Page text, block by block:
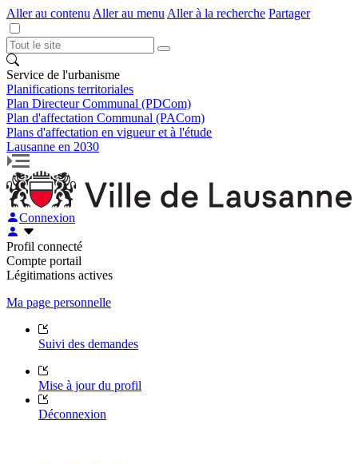
Aller au contenu Aller au menu Aller à la recherche Partager
Service de l'urbanisme
Planifications territoriales
Plan Directeur Communal (PDCom)
Plan d'affectation Communal (PACom)
Plans d'affectation en vigueur et à l'étude
Lausanne en 2030
Connexion
Profil connecté
Compte portail
Légitimations actives
Ma page personnelle
Suivi des demandes
Mise à jour du profil
Déconnexion